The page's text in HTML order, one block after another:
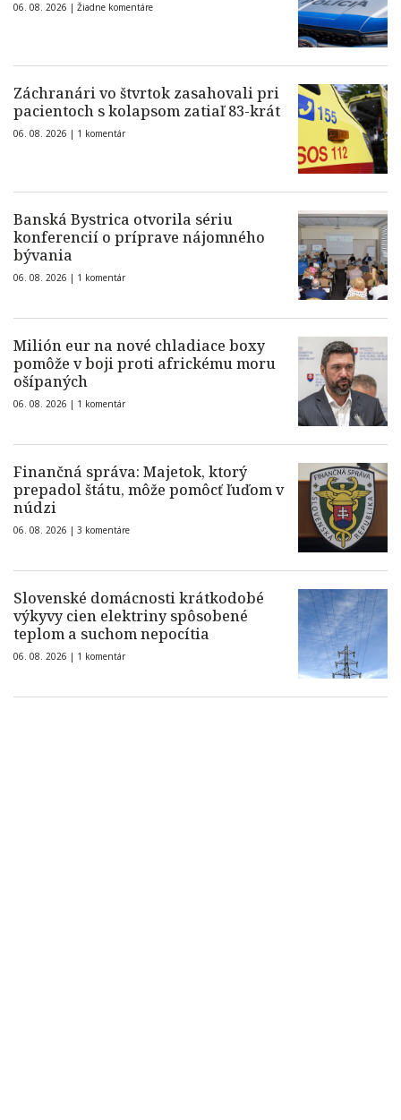
06. 08. 2026 | Žiadne komentáre
Záchranári vo štvrtok zasahovali pri
pacientoch s kolapsom zatiaľ 83-krát
06. 08. 2026 | 1 komentár
Banská Bystrica otvorila sériu
konferencií o príprave nájomného
bývania
06. 08. 2026 | 1 komentár
Milión eur na nové chladiace boxy
pomôže v boji proti africkému moru
ošípaných
06. 08. 2026 | 1 komentár
Finančná správa: Majetok, ktorý
prepadol štátu, môže pomôcť ľuďom v
núdzi
06. 08. 2026 | 3 komentáre
Slovenské domácnosti krátkodobé
výkyvy cien elektriny spôsobené
teplom a suchom nepocítia
06. 08. 2026 | 1 komentár